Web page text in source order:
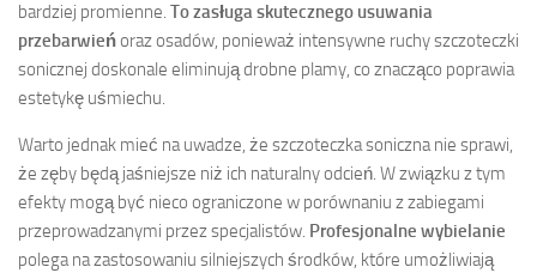
bardziej promienne. To zasługa skutecznego usuwania
przebarwieńoraz osadów, ponieważ intensywne ruchy szczoteczki
sonicznej doskonale eliminują drobne plamy, co znacząco poprawia
estetykę uśmiechu.
Warto jednak mieć na uwadze, że szczoteczka soniczna nie sprawi,
że zęby będą jaśniejsze niż ich naturalny odcień. W związku z tym
efekty mogą być nieco ograniczone w porównaniu z zabiegami
przeprowadzanymi przez specjalistów. Profesjonalne wybielanie
polega na zastosowaniu silniejszych środków, które umożliwiają